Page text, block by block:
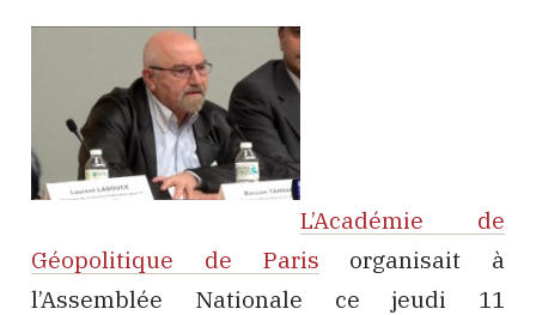
L’Académie de
Géopolitique de Paris organisait à
l’Assemblée Nationale ce jeudi 11